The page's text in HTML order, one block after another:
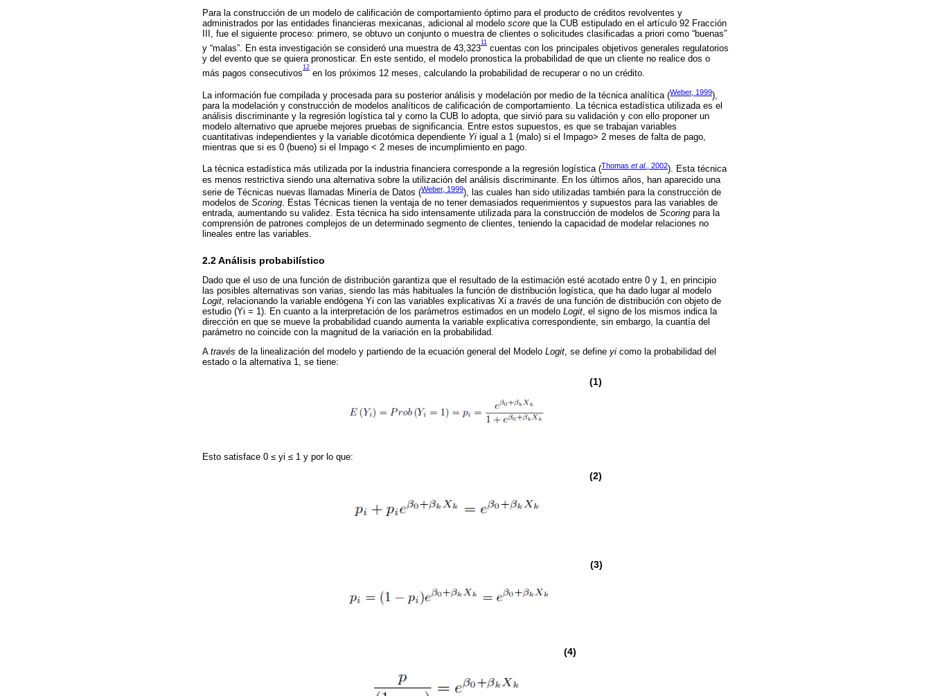
Para la construcción de un modelo de calificación de comportamiento óptimo para el producto de créditos revolventes y
administrados por las entidades financieras mexicanas, adicional al modelo score que la CUB estipulado en el artículo 92 Fracción
III, fue el siguiente proceso: primero, se obtuvo un conjunto o muestra de clientes o solicitudes clasificadas a priori como “buenas”
y “malas”. En esta investigación se consideró una muestra de 43,323
11
cuentas con los principales objetivos generales regulatorios
y del evento que se quiera pronosticar. En este sentido, el modelo pronostica la probabilidad de que un cliente no realice dos o
más pagos consecutivos
12
en los próximos 12 meses, calculando la probabilidad de recuperar o no un crédito.
La información fue compilada y procesada para su posterior análisis y modelación por medio de la técnica analítica (Weber, 1999),
para la modelación y construcción de modelos analíticos de calificación de comportamiento. La técnica estadística utilizada es el
análisis discriminante y la regresión logística tal y como la CUB lo adopta, que sirvió para su validación y con ello proponer un
modelo alternativo que apruebe mejores pruebas de significancia. Entre estos supuestos, es que se trabajan variables
cuantitativas independientes y la variable dicotómica dependiente Yi igual a 1 (malo) si el Impago> 2 meses de falta de pago,
mientras que si es 0 (bueno) si el Impago < 2 meses de incumplimiento en pago.
La técnica estadística más utilizada por la industria financiera corresponde a la regresión logística (Thomas et al., 2002). Esta técnica
es menos restrictiva siendo una alternativa sobre la utilización del análisis discriminante. En los últimos años, han aparecido una
serie de Técnicas nuevas llamadas Minería de Datos (Weber, 1999), las cuales han sido utilizadas también para la construcción de
modelos de Scoring. Estas Técnicas tienen la ventaja de no tener demasiados requerimientos y supuestos para las variables de
entrada, aumentando su validez. Esta técnica ha sido intensamente utilizada para la construcción de modelos de Scoring para la
comprensión de patrones complejos de un determinado segmento de clientes, teniendo la capacidad de modelar relaciones no
lineales entre las variables.
2.2 Análisis probabilístico
Dado que el uso de una función de distribución garantiza que el resultado de la estimación esté acotado entre 0 y 1, en principio
las posibles alternativas son varias, siendo las más habituales la función de distribución logística, que ha dado lugar al modelo
Logit, relacionando la variable endógena Yi con las variables explicativas Xi a través de una función de distribución con objeto de
estudio (Yi = 1). En cuanto a la interpretación de los parámetros estimados en un modelo Logit, el signo de los mismos indica la
dirección en que se mueve la probabilidad cuando aumenta la variable explicativa correspondiente, sin embargo, la cuantía del
parámetro no coincide con la magnitud de la variación en la probabilidad.
A través de la linealización del modelo y partiendo de la ecuación general del Modelo Logit, se define yi como la probabilidad del
estado o la alternativa 1, se tiene:
(1)
Esto satisface 0 ≤ yi ≤ 1 y por lo que:
(2)
(3)
(4)